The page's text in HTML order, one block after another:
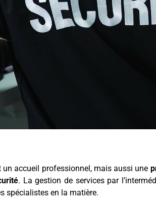
accueil professionnel, mais aussi une
. La gestion de services par
spécialistes en la matière.